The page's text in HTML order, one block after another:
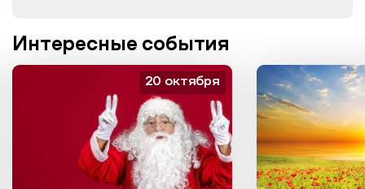
Интересные события
20 октября